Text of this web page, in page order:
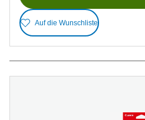
Auf die Wunschliste